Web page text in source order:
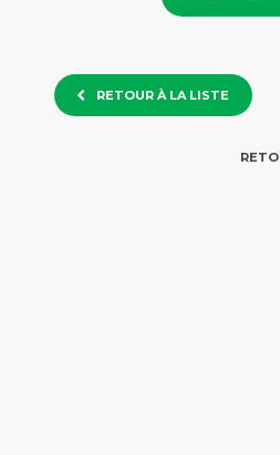
RETOUR À LA LISTE